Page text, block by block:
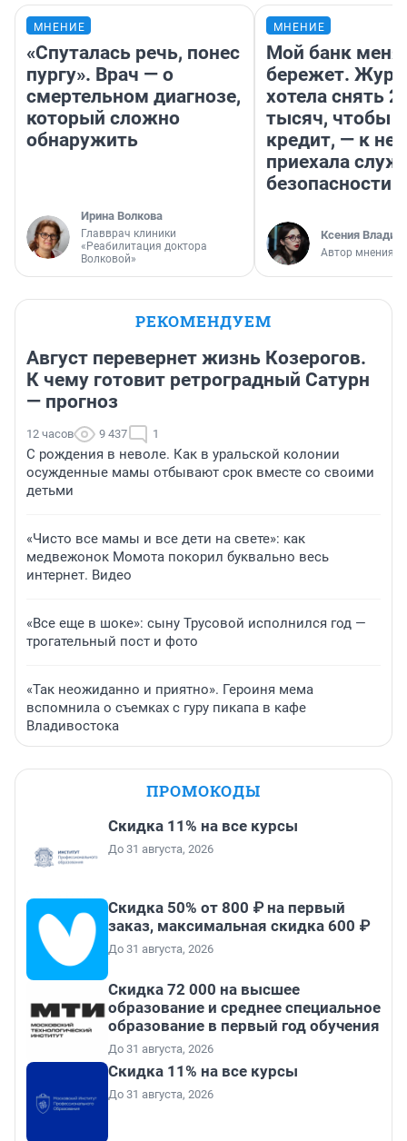
МНЕНИЕ
«Спуталась речь, понес
пургу». Врач — о
смертельном диагнозе,
который сложно
обнаружить
Ирина Волкова
Главврач клиники
«Реабилитация доктора
Волковой»
МНЕНИЕ
Мой банк меня
бережет.
хотела снять
тысяч, чтобы
кредит, — к
приехала
безопасности
Ксения
Автор мнения
РЕКОМЕНДУЕМ
Август перевернет жизнь Козерогов.
К чему готовит ретроградный Сатурн
— прогноз
12 часов 9 437 1
С рождения в неволе. Как в уральской колонии
осужденные мамы отбывают срок вместе со своими
детьми
«Чисто все мамы и все дети на свете»: как
медвежонок Момота покорил буквально весь
интернет. Видео
«Все еще в шоке»: сыну Трусовой исполнился год —
трогательный пост и фото
«Так неожиданно и приятно». Героиня мема
вспомнила о съемках с гуру пикапа в кафе
Владивостока
ПРОМОКОДЫ
Скидка 11% на все курсы
До 31 августа, 2026
Скидка 50% от 800 ₽ на первый
заказ, максимальная скидка 600 ₽
До 31 августа, 2026
Скидка 72 000 на высшее
образование и среднее специальное
образование в первый год обучения
До 31 августа, 2026
Скидка 11% на все курсы
До 31 августа, 2026